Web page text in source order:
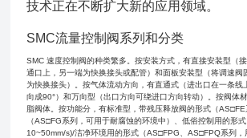
技术正在不断扩大新的应用领域。
SMC流量控制阀系列和分类
SMC 速度控制阀的种类繁多。按安装方式，有直接安装型（
通口上，另一端为快换接头或配管）和面板安装型（将调速阀
为快换接头）。按气体流动方向，有直通式（进出口在一条线
向成90°）和万向型（出口方向可绕进口方向转动）。按阀体
脂阀体。按功能分，有标准型，带残压释放阀的形式（
（AS□FG系列，可用于耐腐蚀的环境中）、低俗控制用的形式
10~50mm/s)/洁净环境用的形式（AS□FPG、AS□FPQ系列，